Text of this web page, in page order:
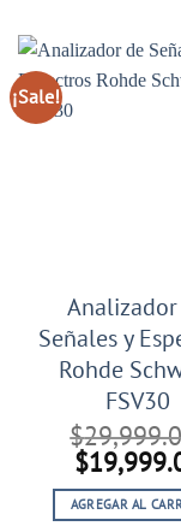
¡Sale!
Señales y
Rohde
FSV30
$
El
precio
original
$
AGREGAR AL